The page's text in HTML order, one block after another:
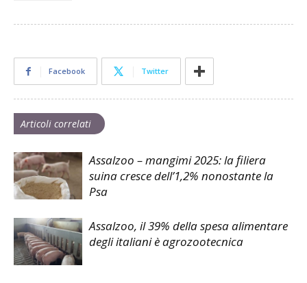
Facebook Twitter
Articoli correlati
Assalzoo – mangimi 2025: la filiera
suina cresce dell’1,2% nonostante la
Psa
Assalzoo, il 39% della spesa alimentare
degli italiani è agrozootecnica